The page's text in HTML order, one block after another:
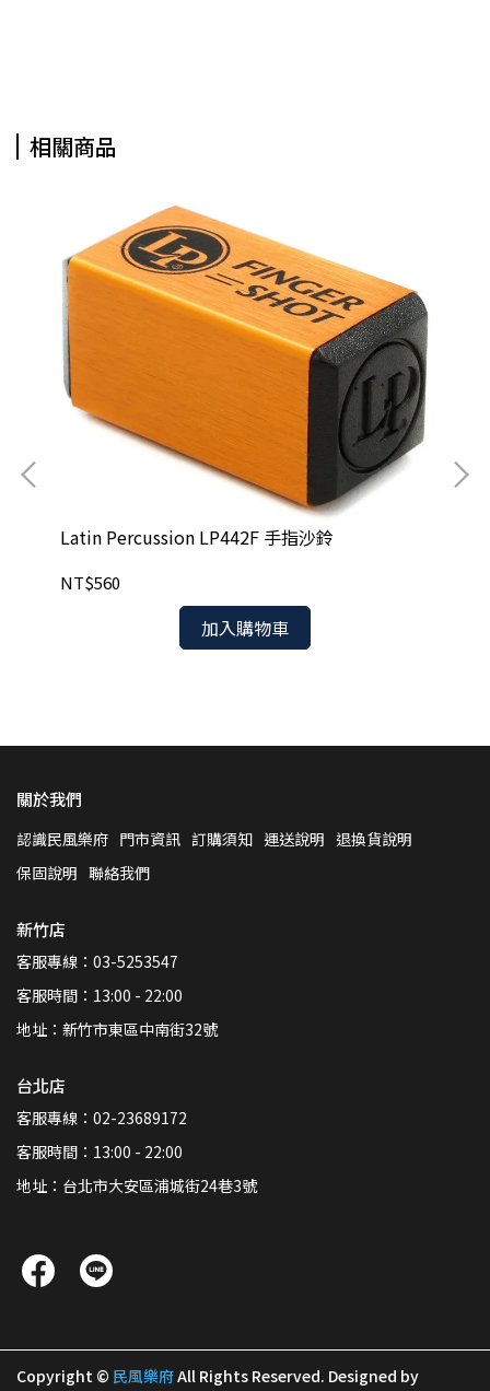
相關商品
Latin Percussion LP442F 手指沙鈴
NT$560
加入購物車
關於我們
認識民風樂府 門市資訊 訂購須知 運送說明 退換貨說明
保固說明 聯絡我們
新竹店
客服專線：03-5253547
客服時間：13:00 - 22:00
地址：新竹市東區中南街32號
台北店
客服專線：02-23689172
客服時間：13:00 - 22:00
地址：台北市大安區浦城街24巷3號
Copyright © 民風樂府All Rights Reserved. Designed by